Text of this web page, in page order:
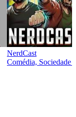
NerdCast
Comédia, Sociedade